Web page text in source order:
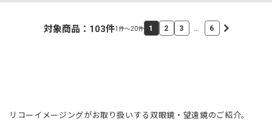
対象商品： 103件1件～20件 1 2 3 … 6
リコーイメージングがお取り扱いする双眼鏡・望遠鏡のご紹介。